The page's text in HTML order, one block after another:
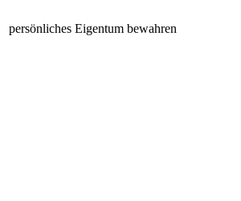
persönliches Eigentum bewahren